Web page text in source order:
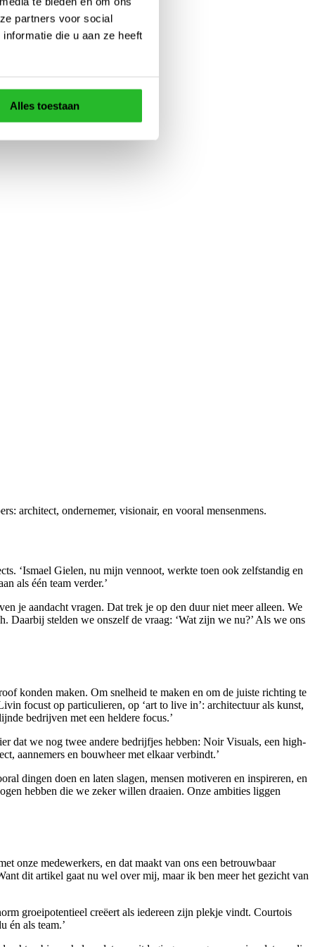
partners voor social
die u aan ze heeft
Alles toestaan
architect, ondernemer, visionair, en vooral mensenmens.
‘Ismael Gielen, nu mijn vennoot, werkte toen ook zelfstandig en
als één team verder.’
je aandacht vragen. Dat trek je op den duur niet meer alleen. We
stelden we onszelf de vraag: ‘Wat zijn we nu?’ Als we ons
konden maken. Om snelheid te maken en om de juiste richting te
focust op particulieren, op ‘art to live in’: architectuur als kunst,
bedrijven met een heldere focus.’
dat we nog twee andere bedrijfjes hebben: Noir Visuals, een high-
aannemers en bouwheer met elkaar verbindt.’
dingen doen en laten slagen, mensen motiveren en inspireren, en
hebben die we zeker willen draaien. Onze ambities liggen
onze medewerkers, en dat maakt van ons een betrouwbaar
dit artikel gaat nu wel over mij, maar ik ben meer het gezicht van
groeipotentieel creëert als iedereen zijn plekje vindt. Courtois
én als team.’